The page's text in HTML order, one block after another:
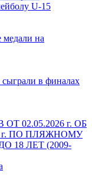
U-15
на
в финалах
02.05.2026 г. ОБ
г. ПО ПЛЯЖНОМУ
18 ЛЕТ (2009-